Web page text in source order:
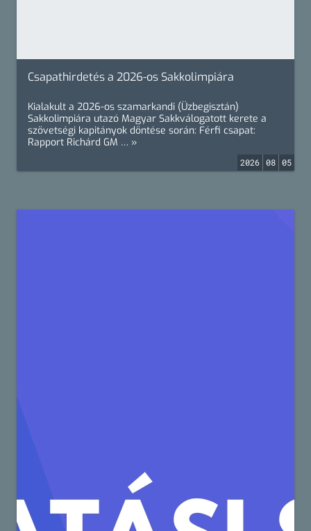
Csapathirdetés a 2026-os Sakkolimpiára
Kialakult a 2026-os szamarkandi (Üzbegisztán)
Sakkolimpiára utazó Magyar Sakkválogatott kerete a
szövetségi kapitányok döntése során: Férfi csapat:
Rapport Richárd GM … »
2026 08 05